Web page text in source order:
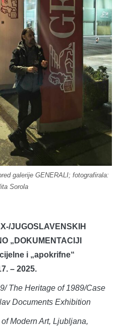
galerije GENERALI; fotografirala:
Sorola
JUGOSLAVENSKIH
„DOKUMENTACIJI
i „apokrifne“
– 2025.
The Heritage of 1989/Case
Documents Exhibition
Modern Art, Ljubljana,